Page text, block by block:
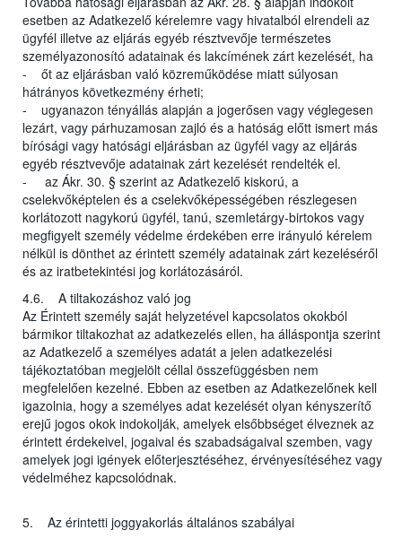
esetben az Adatkezelő kérelemre vagy hivatalból elrendeli az
ügyfél illetve az eljárás egyéb résztvevője természetes
személyazonosító adatainak és lakcímének zárt kezelését, ha
- őt az eljárásban való közreműködése miatt súlyosan
hátrányos következmény érheti;
- ugyanazon tényállás alapján a jogerősen vagy véglegesen
lezárt, vagy párhuzamosan zajló és a hatóság előtt ismert más
bírósági vagy hatósági eljárásban az ügyfél vagy az eljárás
egyéb résztvevője adatainak zárt kezelését rendelték el.
- az Ákr. 30. § szerint az Adatkezelő kiskorú, a
cselekvőképtelen és a cselekvőképességében részlegesen
korlátozott nagykorú ügyfél, tanú, szemletárgy-birtokos vagy
megfigyelt személy védelme érdekében erre irányuló kérelem
nélkül is dönthet az érintett személy adatainak zárt kezeléséről
és az iratbetekintési jog korlátozásáról.
4.6. A tiltakozáshoz való jog
Az Érintett személy saját helyzetével kapcsolatos okokból
bármikor tiltakozhat az adatkezelés ellen, ha álláspontja szerint
az Adatkezelő a személyes adatát a jelen adatkezelési
tájékoztatóban megjelölt céllal összefüggésben nem
megfelelően kezelné. Ebben az esetben az Adatkezelőnek kell
igazolnia, hogy a személyes adat kezelését olyan kényszerítő
erejű jogos okok indokolják, amelyek elsőbbséget élveznek az
érintett érdekeivel, jogaival és szabadságaival szemben, vagy
amelyek jogi igények előterjesztéséhez, érvényesítéséhez vagy
védelméhez kapcsolódnak.
5. Az érintetti joggyakorlás általános szabályai